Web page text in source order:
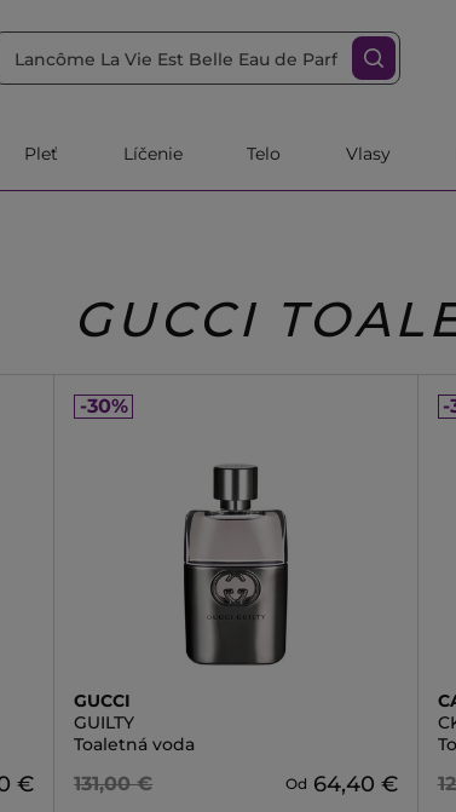
Pleť Líčenie Telo Vlasy
GUCCI
€
-30%
GUCCI
GUILTY
Toaletná voda
131,00 € Od 64,40 €
-